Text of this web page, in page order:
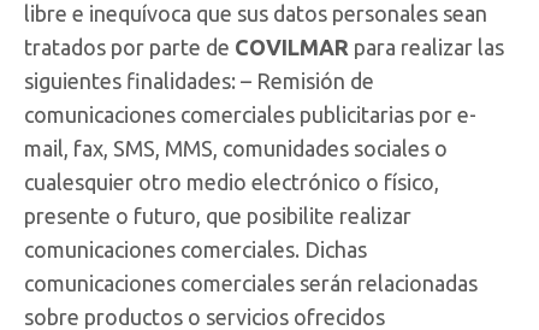
libre e inequívoca que sus datos personales sean
tratados por parte de COVILMAR para realizar las
siguientes finalidades: – Remisión de
comunicaciones comerciales publicitarias por e-
mail, fax, SMS, MMS, comunidades sociales o
cualesquier otro medio electrónico o físico,
presente o futuro, que posibilite realizar
comunicaciones comerciales. Dichas
comunicaciones comerciales serán relacionadas
sobre productos o servicios ofrecidos